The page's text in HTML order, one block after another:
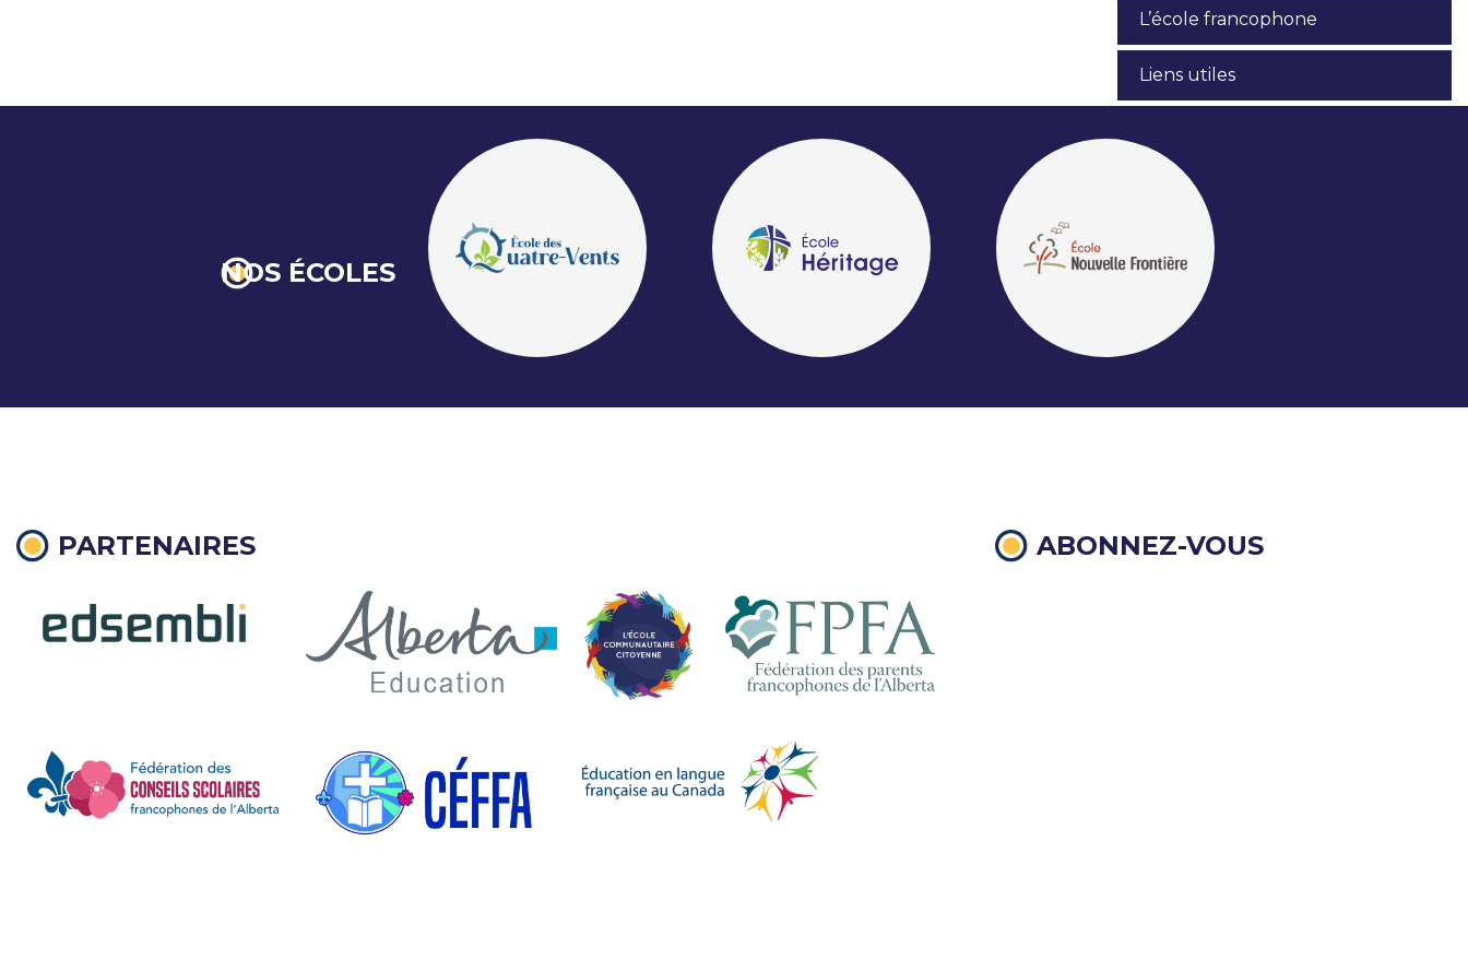
L’école francophone
Liens utiles
NOS ÉCOLES
PARTENAIRES ABONNEZ-VOUS